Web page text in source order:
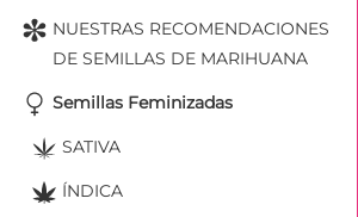
NUESTRAS RECOMENDACIONES
DE SEMILLAS DE MARIHUANA
Semillas Feminizadas
SATIVA
ÍNDICA